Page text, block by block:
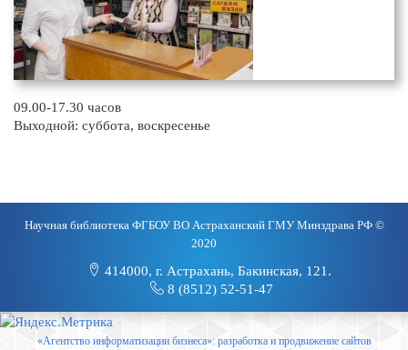
09.00-17.30 часов
Выходной: суббота, воскресенье
Научная библиотека ФГБОУ ВО Астраханский ГМУ Минздрава РФ ©
2020
414000, г. Астрахань, Бакинская, 121.
8 (8512) 52-51-47
«Агентство информатизации бизнеса»: разработка и продвижение сайтов